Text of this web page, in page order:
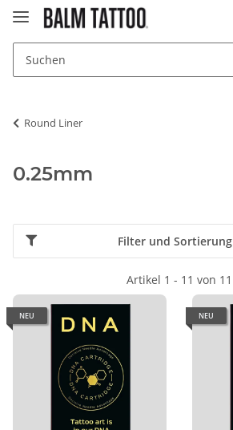
Round Liner
0.25mm
Filter und Sortierung
Artikel 1 - 11 von 11
NEU NEU